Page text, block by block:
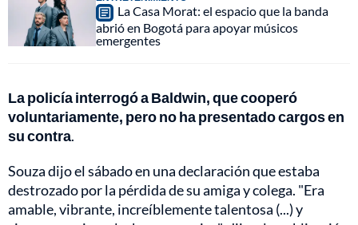
La Casa Morat: el espacio que la banda
abrió en Bogotá para apoyar músicos
emergentes
La policía interrogó a Baldwin, que cooperó
voluntariamente, pero no ha presentado cargos en
su contra.
Souza dijo el sábado en una declaración que estaba
destrozado por la pérdida de su amiga y colega. "Era
amable, vibrante, increíblemente talentosa (...) y